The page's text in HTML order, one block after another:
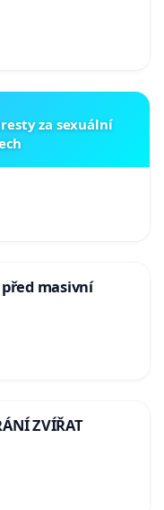
za sexuální
masivní
ZVÍŘAT